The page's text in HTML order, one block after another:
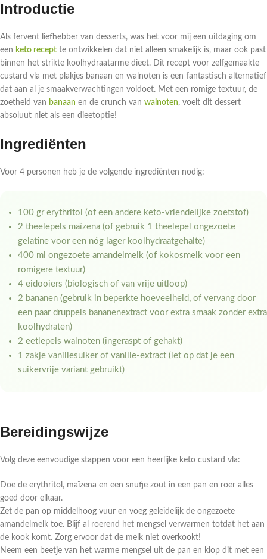
Introductie
Als fervent liefhebber van desserts, was het voor mij een uitdaging om
een keto recept te ontwikkelen dat niet alleen smakelijk is, maar ook past
binnen het strikte koolhydraatarme dieet. Dit recept voor zelfgemaakte
custard vla met plakjes banaan en walnoten is een fantastisch alternatief
dat aan al je smaakverwachtingen voldoet. Met een romige textuur, de
zoetheid van banaan en de crunch van walnoten, voelt dit dessert
absoluut niet als een dieetoptie!
Ingrediënten
Voor 4 personen heb je de volgende ingrediënten nodig:
100 gr erythritol (of een andere keto-vriendelijke zoetstof)
2 theelepels maïzena (of gebruik 1 theelepel ongezoete
gelatine voor een nóg lager koolhydraatgehalte)
400 ml ongezoete amandelmelk (of kokosmelk voor een
romigere textuur)
4 eidooiers (biologisch of van vrije uitloop)
2 bananen (gebruik in beperkte hoeveelheid, of vervang door
een paar druppels bananenextract voor extra smaak zonder extra
koolhydraten)
2 eetlepels walnoten (ingeraspt of gehakt)
1 zakje vanillesuiker of vanille-extract (let op dat je een
suikervrije variant gebruikt)
Bereidingswijze
Volg deze eenvoudige stappen voor een heerlijke keto custard vla:
Doe de erythritol, maïzena en een snufje zout in een pan en roer alles
goed door elkaar.
Zet de pan op middelhoog vuur en voeg geleidelijk de ongezoete
amandelmelk toe. Blijf al roerend het mengsel verwarmen totdat het aan
de kook komt. Zorg ervoor dat de melk niet overkookt!
Neem een beetje van het warme mengsel uit de pan en klop dit met een